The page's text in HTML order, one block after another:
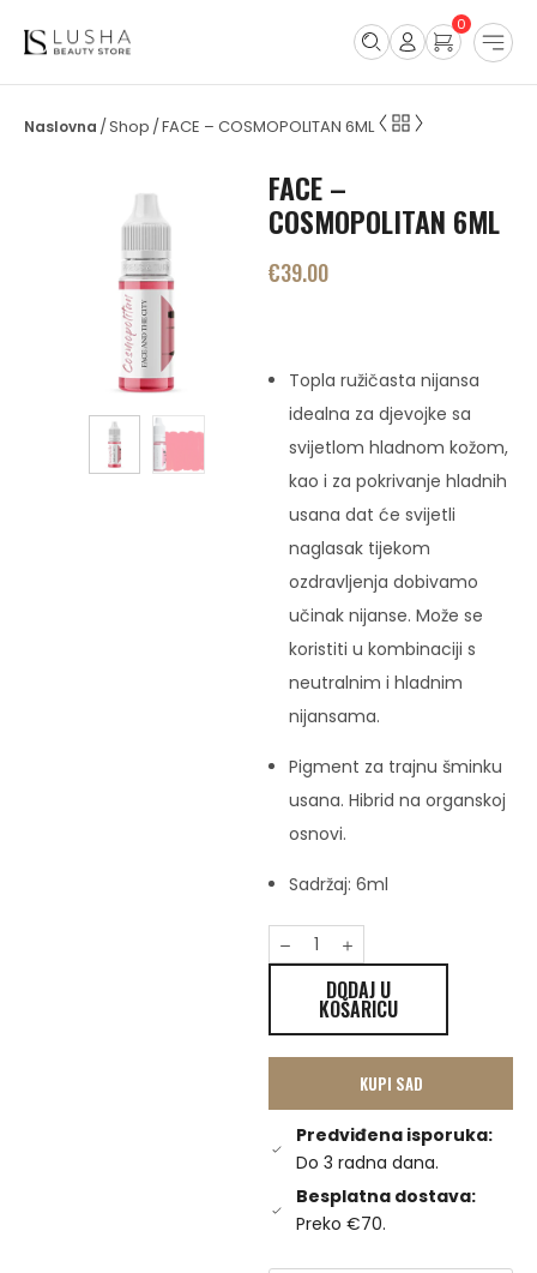
0
/Shop /FACE – COSMOPOLITAN 6ML
FACE –
COSMOPOLITAN 6ML
€39.00
Topla ružičasta nijansa
idealna za djevojke sa
svijetlom hladnom kožom,
kao i za pokrivanje hladnih
usana dat će svijetli
naglasak tijekom
ozdravljenja dobivamo
učinak nijanse. Može se
koristiti u kombinaciji s
neutralnim i hladnim
nijansama.
Pigment za trajnu šminku
usana. Hibrid na organskoj
osnovi.
Sadržaj: 6ml
DODAJ U
KOŠARICU
KUPI SAD
Predviđena isporuka:
Do 3 radna dana.
Besplatna dostava:
Preko €70.